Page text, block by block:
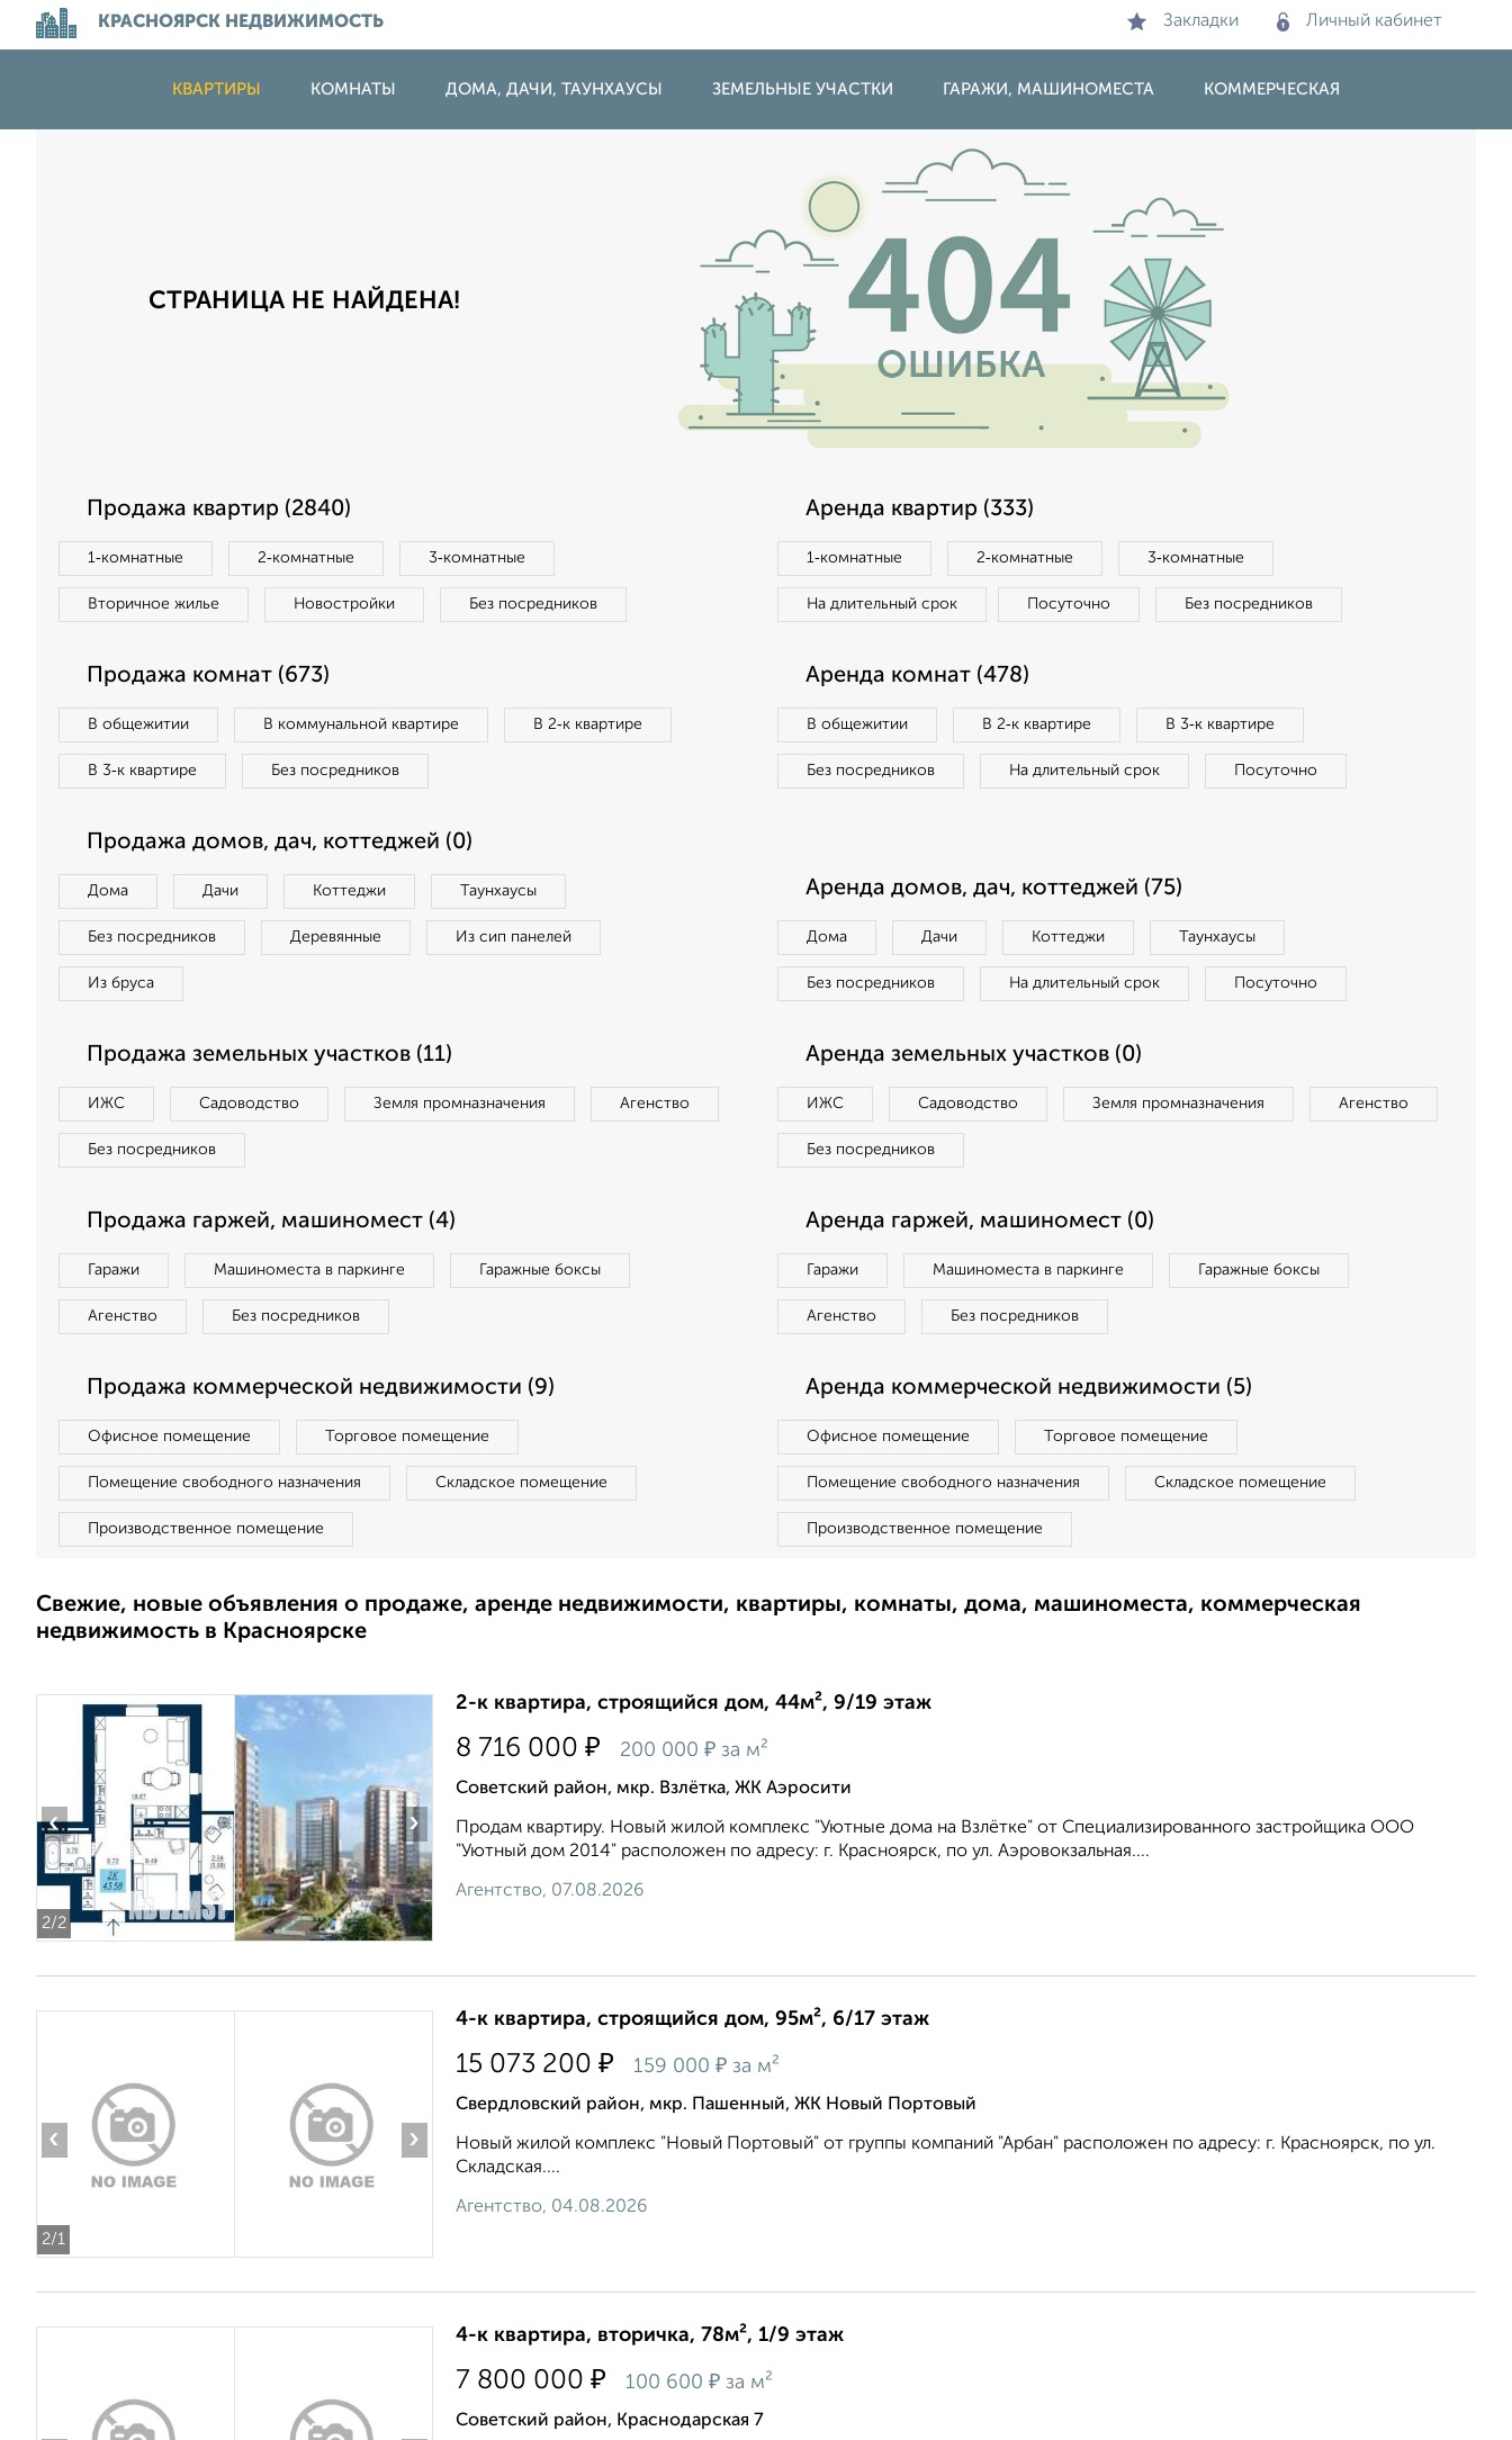
КРАСНОЯРСК НЕДВИЖИМОСТЬ Закладки Личный кабинет
КВАРТИРЫ КОМНАТЫ ДОМА, ДАЧИ, ТАУНХАУСЫ ЗЕМЕЛЬНЫЕ УЧАСТКИ ГАРАЖИ, МАШИНОМЕСТА КОММЕРЧЕСКАЯ
СТРАНИЦА НЕ НАЙДЕНА!
Продажа квартир (2840)
1‑комнатные 2‑комнатные 3‑комнатные
Вторичное жилье Новостройки Без посредников
Аренда квартир (333)
1‑комнатные 2‑комнатные 3‑комнатные
На длительный срок Посуточно Без посредников
Продажа комнат (673)
В общежитии В коммунальной квартире В 2‑к квартире
В 3‑к квартире Без посредников
Аренда комнат (478)
В общежитии В 2‑к квартире В 3‑к квартире
Без посредников На длительный срок Посуточно
Продажа домов, дач, коттеджей (0)
Дома Дачи Коттеджи Таунхаусы
Без посредников Деревянные Из сип панелей
Из бруса
Аренда домов, дач, коттеджей (75)
Дома Дачи Коттеджи Таунхаусы
Без посредников На длительный срок Посуточно
Продажа земельных участков (11)
ИЖС Садоводство Земля промназначения Агенство
Без посредников
Аренда земельных участков (0)
ИЖС Садоводство Земля промназначения Агенство
Без посредников
Продажа гаржей, машиномест (4)
Гаражи Машиноместа в паркинге Гаражные боксы
Агенство Без посредников
Аренда гаржей, машиномест (0)
Гаражи Машиноместа в паркинге Гаражные боксы
Агенство Без посредников
Продажа коммерческой недвижимости (9)
Офисное помещение Торговое помещение
Помещение свободного назначения Складское помещение
Производственное помещение
Аренда коммерческой недвижимости (5)
Офисное помещение Торговое помещение
Помещение свободного назначения Складское помещение
Производственное помещение
Свежие, новые объявления о продаже, аренде недвижимости, квартиры, комнаты, дома, машиноместа, коммерческая
недвижимость в Красноярске
2/2
‹ ›
2-к квартира, строящийся дом, 44м², 9/19 этаж
8 716 000 ₽ 200 000 ₽ за м²
Советский район, мкр. Взлётка, ЖК Аэросити
Продам квартиру. Новый жилой комплекс "Уютные дома на Взлётке" от Специализированного застройщика ООО
"Уютный дом 2014" расположен по адресу: г. Красноярск, по ул. Аэровокзальная....
Агентство, 07.08.2026
2/1
‹ ›
4-к квартира, строящийся дом, 95м², 6/17 этаж
15 073 200 ₽ 159 000 ₽ за м²
Свердловский район, мкр. Пашенный, ЖК Новый Портовый
Новый жилой комплекс "Новый Портовый" от группы компаний "Арбан" расположен по адресу: г. Красноярск, по ул.
Складская....
Агентство, 04.08.2026
4-к квартира, вторичка, 78м², 1/9 этаж
7 800 000 ₽ 100 600 ₽ за м²
Советский район, Краснодарская 7